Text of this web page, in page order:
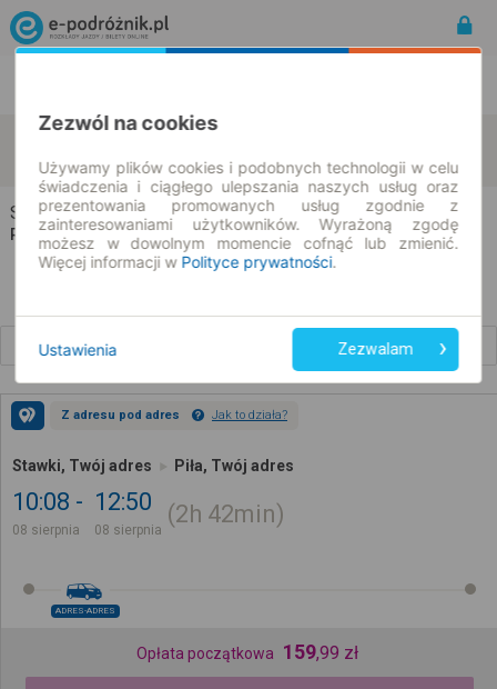
08.08.2026 | -- : --
Stawki → Piła
Rozkład jazdy i bilety
Z adresu pod adres Jak to działa?
Stawki, Twój adres Piła, Twój adres
10:08
08 sierpnia
12:50
08 sierpnia
2h 42min
ADRES-ADRES
Opłata początkowa 159,99 zł
Zezwól na cookies
Używamy plików cookies i podobnych technologii w celu
świadczenia i ciągłego ulepszania naszych usług oraz
prezentowania promowanych usług zgodnie z
zainteresowaniami użytkowników. Wyrażoną zgodę
możesz w dowolnym momencie cofnąć lub zmienić.
Więcej informacji w Polityce prywatności.
Ustawienia Zezwalam